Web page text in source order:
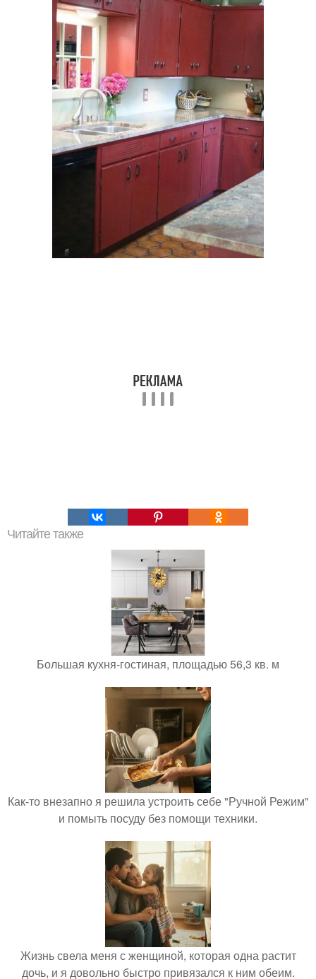
Читайте также
Большая кухня-гостиная, площадью 56,3 кв. м
Как-то внезапно я решила устроить себе "Ручной Режим"
и помыть посуду без помощи техники.
Жизнь свела меня с женщиной, которая одна растит
дочь, и я довольно быстро привязался к ним обеим.